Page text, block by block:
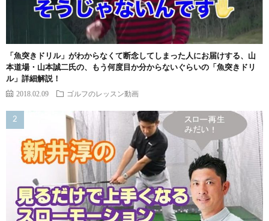
「魚突きドリル」がわからなくて断念してしまった人にお届けする、山
本道場・山本誠二氏の、もう何度目か分からないぐらいの「魚突きドリ
ル」詳細解説！
2018.02.09 ゴルフのレッスン動画